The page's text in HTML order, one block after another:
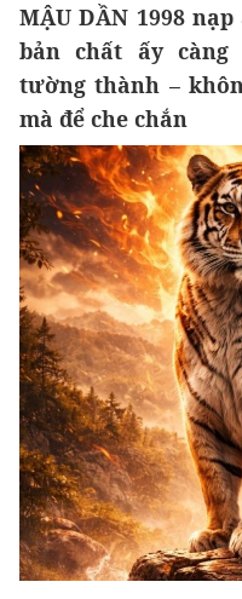
MẬU DẦN 1998
bản chất ấy
tường thành –
mà để che chắn